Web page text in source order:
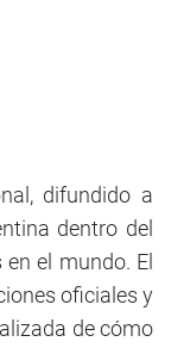
difundido a
dentro del
el mundo. El
oficiales y
de cómo